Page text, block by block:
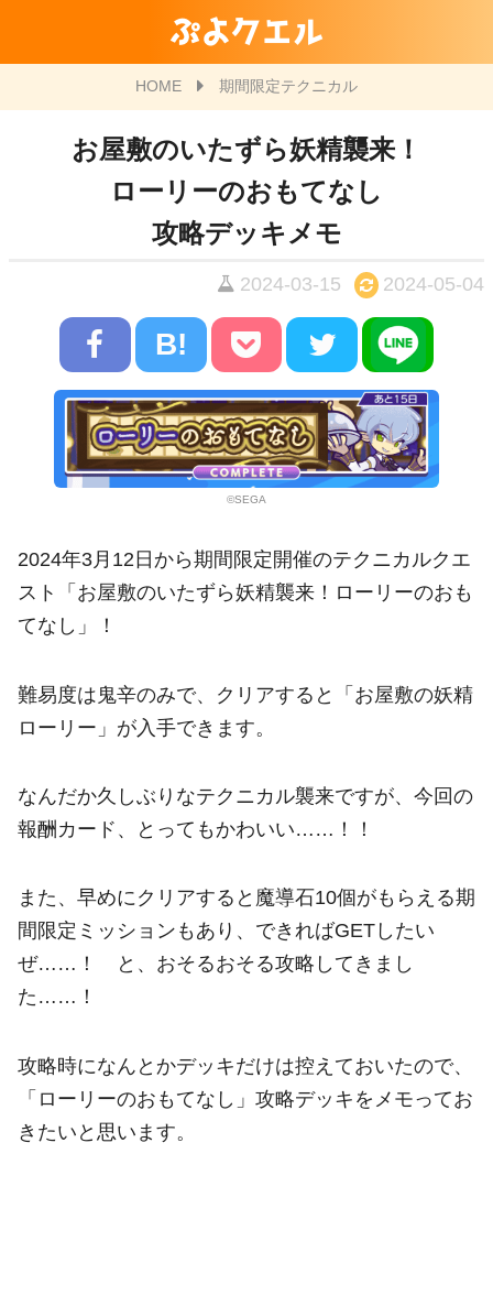
ぷよクエル
HOME 期間限定テクニカル
お屋敷のいたずら妖精襲来！
ローリーのおもてなし
攻略デッキメモ
2024-03-15 2024-05-04
B!
©SEGA
2024年3月12日から期間限定開催のテクニカルクエ
スト「お屋敷のいたずら妖精襲来！ローリーのおも
てなし」！
難易度は鬼辛のみで、クリアすると「お屋敷の妖精
ローリー」が入手できます。
なんだか久しぶりなテクニカル襲来ですが、今回の
報酬カード、とってもかわいい……！！
また、早めにクリアすると魔導石10個がもらえる期
間限定ミッションもあり、できればGETしたい
ぜ……！ と、おそるおそる攻略してきまし
た……！
攻略時になんとかデッキだけは控えておいたので、
「ローリーのおもてなし」攻略デッキをメモってお
きたいと思います。